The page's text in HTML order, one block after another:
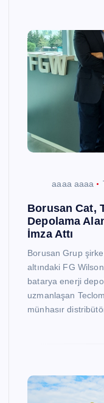
aaaa aaaa
Borusan Cat,
Depolama
İmza Attı
Borusan Grup
altındaki FG
batarya enerji
uzmanlaşan
münhasır